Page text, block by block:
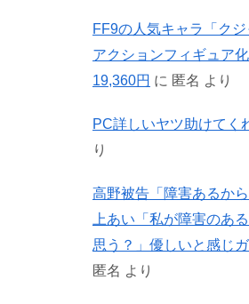
FF9の人気キャラ「ク
アクションフィギュア
19,360円 に 匿名 より
PC詳しいヤツ助けてく
り
高野被告「障害あるか
上あい「私が障害のあ
思う？」優しいと感じ
匿名 より